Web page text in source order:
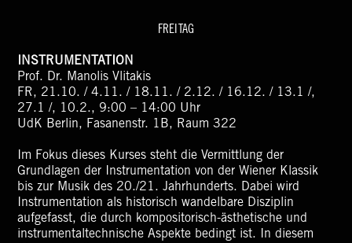
FREITAG
INSTRUMENTATION
Prof. Dr. Manolis Vlitakis
FR, 21.10. / 4.11. / 18.11. / 2.12. / 16.12. / 13.1 /,
27.1 /, 10.2., 9:00 – 14:00 Uhr
UdK Berlin, Fasanenstr. 1B, Raum 322
Im Fokus dieses Kurses steht die Vermittlung der
Grundlagen der Instrumentation von der Wiener Klassik
bis zur Musik des 20./21. Jahrhunderts. Dabei wird
Instrumentation als historisch wandelbare Disziplin
aufgefasst, die durch kompositorisch-ästhetische und
instrumentaltechnische Aspekte bedingt ist. In diesem